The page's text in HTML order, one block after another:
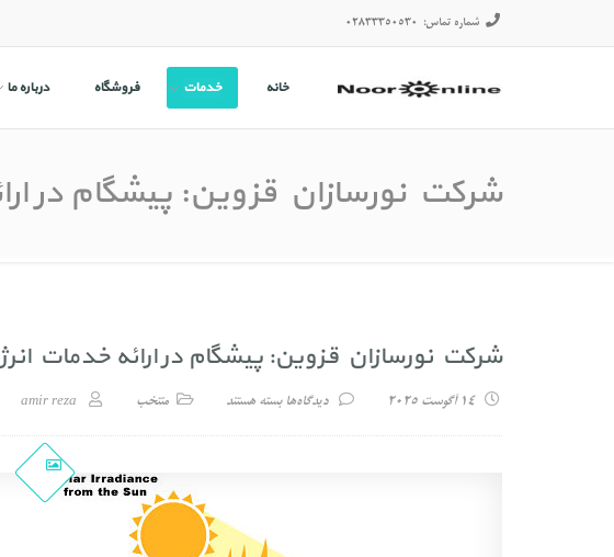
شماره تماس: 02833350530
خانه خدمات فروشگاه درباره ما
شرکت نورسازان قزوین: پیشگام در
شرکت نورسازان قزوین: پیشگام در ارائه خدمات
14 آگوست 2025 دیدگاه‌هابرای شرکت نورسازان قزوین: پیشگام در ارائه خدمات
بسته هستند منتخب amir reza